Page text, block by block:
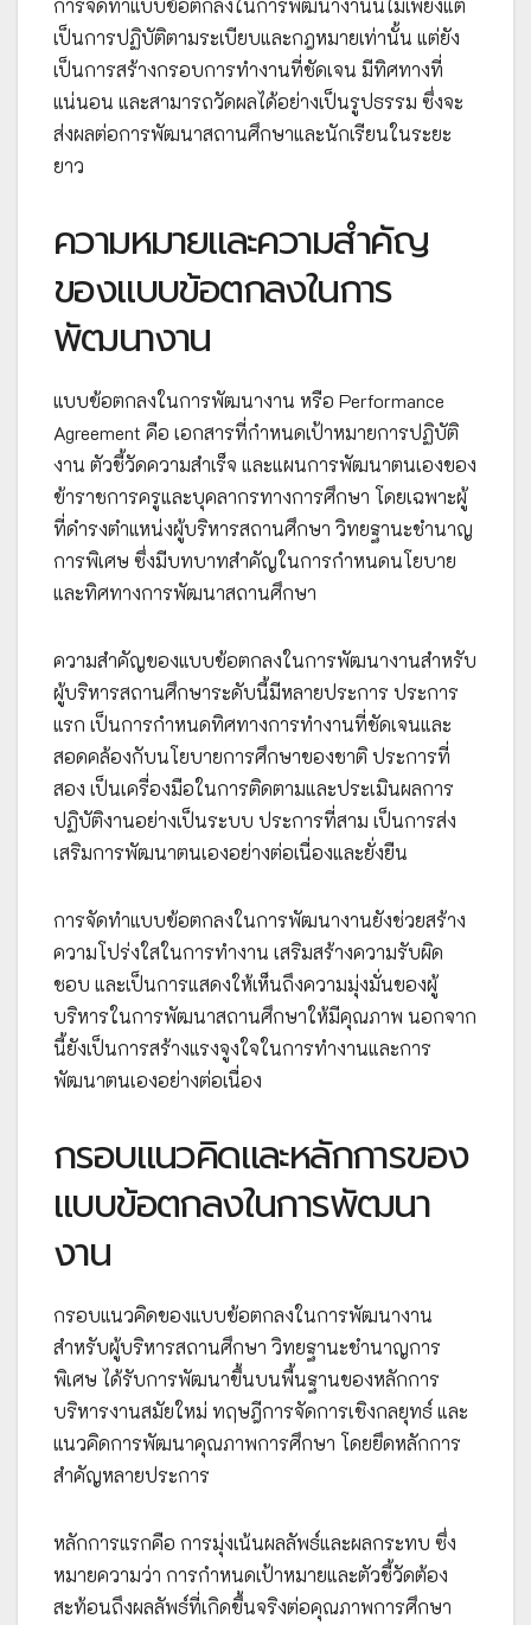
การจัดทำแบบข้อตกลงในการพัฒนางานนี้ไม่เพียงแต่
เป็นการปฏิบัติตามระเบียบและกฎหมายเท่านั้น แต่ยัง
เป็นการสร้างกรอบการทำงานที่ชัดเจน มีทิศทางที่
แน่นอน และสามารถวัดผลได้อย่างเป็นรูปธรรม ซึ่งจะ
ส่งผลต่อการพัฒนาสถานศึกษาและนักเรียนในระยะ
ยาว
ความหมายและความสำคัญ
ของแบบข้อตกลงในการ
พัฒนางาน
แบบข้อตกลงในการพัฒนางาน หรือ Performance
Agreement คือ เอกสารที่กำหนดเป้าหมายการปฏิบัติ
งาน ตัวชี้วัดความสำเร็จ และแผนการพัฒนาตนเองของ
ข้าราชการครูและบุคลากรทางการศึกษา โดยเฉพาะผู้
ที่ดำรงตำแหน่งผู้บริหารสถานศึกษา วิทยฐานะชำนาญ
การพิเศษ ซึ่งมีบทบาทสำคัญในการกำหนดนโยบาย
และทิศทางการพัฒนาสถานศึกษา
ความสำคัญของแบบข้อตกลงในการพัฒนางานสำหรับ
ผู้บริหารสถานศึกษาระดับนี้มีหลายประการ ประการ
แรก เป็นการกำหนดทิศทางการทำงานที่ชัดเจนและ
สอดคล้องกับนโยบายการศึกษาของชาติ ประการที่
สอง เป็นเครื่องมือในการติดตามและประเมินผลการ
ปฏิบัติงานอย่างเป็นระบบ ประการที่สาม เป็นการส่ง
เสริมการพัฒนาตนเองอย่างต่อเนื่องและยั่งยืน
การจัดทำแบบข้อตกลงในการพัฒนางานยังช่วยสร้าง
ความโปร่งใสในการทำงาน เสริมสร้างความรับผิด
ชอบ และเป็นการแสดงให้เห็นถึงความมุ่งมั่นของผู้
บริหารในการพัฒนาสถานศึกษาให้มีคุณภาพ นอกจาก
นี้ยังเป็นการสร้างแรงจูงใจในการทำงานและการ
พัฒนาตนเองอย่างต่อเนื่อง
กรอบแนวคิดและหลักการของ
แบบข้อตกลงในการพัฒนา
งาน
กรอบแนวคิดของแบบข้อตกลงในการพัฒนางาน
สำหรับผู้บริหารสถานศึกษา วิทยฐานะชำนาญการ
พิเศษ ได้รับการพัฒนาขึ้นบนพื้นฐานของหลักการ
บริหารงานสมัยใหม่ ทฤษฎีการจัดการเชิงกลยุทธ์ และ
แนวคิดการพัฒนาคุณภาพการศึกษา โดยยึดหลักการ
สำคัญหลายประการ
หลักการแรกคือ การมุ่งเน้นผลลัพธ์และผลกระทบ ซึ่ง
หมายความว่า การกำหนดเป้าหมายและตัวชี้วัดต้อง
สะท้อนถึงผลลัพธ์ที่เกิดขึ้นจริงต่อคุณภาพการศึกษา